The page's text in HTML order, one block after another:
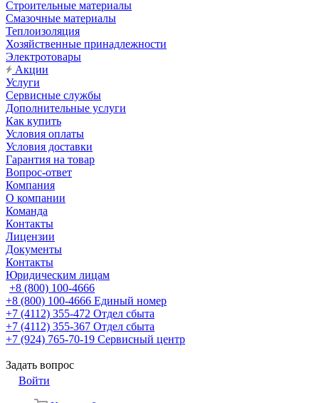
Строительные материалы
Смазочные материалы
Теплоизоляция
Хозяйственные принадлежности
Электротовары
Акции
Услуги
Сервисные службы
Дополнительные услуги
Как купить
Условия оплаты
Условия доставки
Гарантия на товар
Вопрос-ответ
Компания
О компании
Команда
Контакты
Лицензии
Документы
Контакты
Юридическим лицам
+8 (800) 100-4666
+8 (800) 100-4666 Единый номер
+7 (4112) 355-472 Отдел сбыта
+7 (4112) 355-367 Отдел сбыта
+7 (924) 765-70-19 Сервисный центр
Задать вопрос
Войти